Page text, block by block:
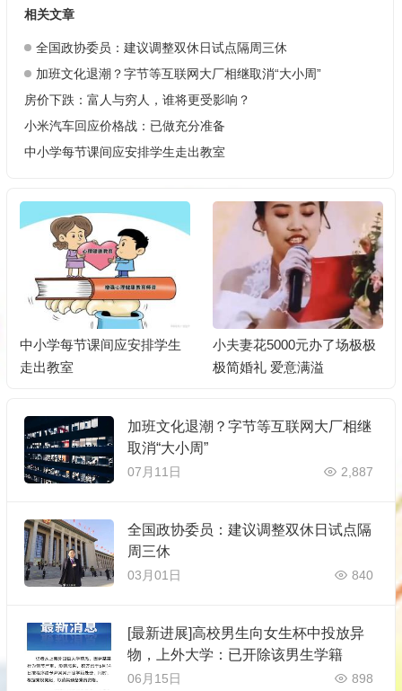
相关文章
全国政协委员：建议调整双休日试点隔周三休
加班文化退潮？字节等互联网大厂相继取消“大小周”
房价下跌：富人与穷人，谁将更受影响？
小米汽车回应价格战：已做充分准备
中小学每节课间应安排学生走出教室
中小学每节课间应安排学生
走出教室
小夫妻花5000元办了场极极
极简婚礼 爱意满溢
加班文化退潮？字节等互联网大厂相继
取消“大小周”
07月11日 2,887
全国政协委员：建议调整双休日试点隔
周三休
03月01日 840
[最新进展]高校男生向女生杯中投放异
物，上外大学：已开除该男生学籍
06月15日 898